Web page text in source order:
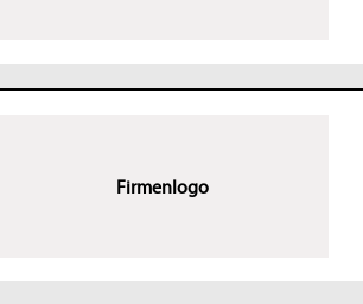
Firmenlogo